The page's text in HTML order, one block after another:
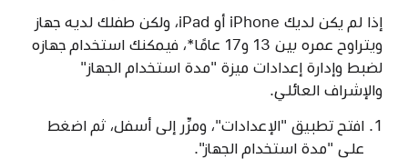
إذا لم يكن لديك iPhone أو iPad، ولكن طفلك لديه جهاز
ويتراوح عمره بين 13 و17 عامًا*، فيمكنك استخدام جهازه
لضبط وإدارة إعدادات ميزة "مدة استخدام الجهاز"
والإشراف العائلي.
افتح تطبيق "الإعدادات"، ومرِّر إلى أسفل، ثم اضغط
على "مدة استخدام الجهاز".